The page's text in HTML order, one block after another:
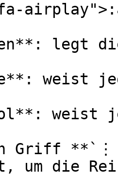
legt
Griff
um die